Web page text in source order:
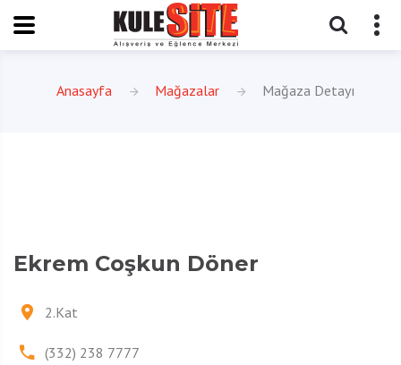
Anasayfa Mağazalar Mağaza Detayı
Ekrem Coşkun Döner
2.Kat
(332) 238 7777